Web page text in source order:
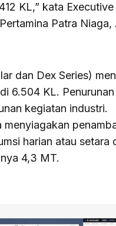
KL,” kata Executive
Patra Niaga,
dan Dex Series)
6.504 KL. Penurunan
kegiatan industri.
harian atau setara
4,3 MT.